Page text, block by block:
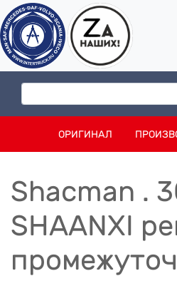
ОРИГИНАЛ
Shacman .
SHAANXI